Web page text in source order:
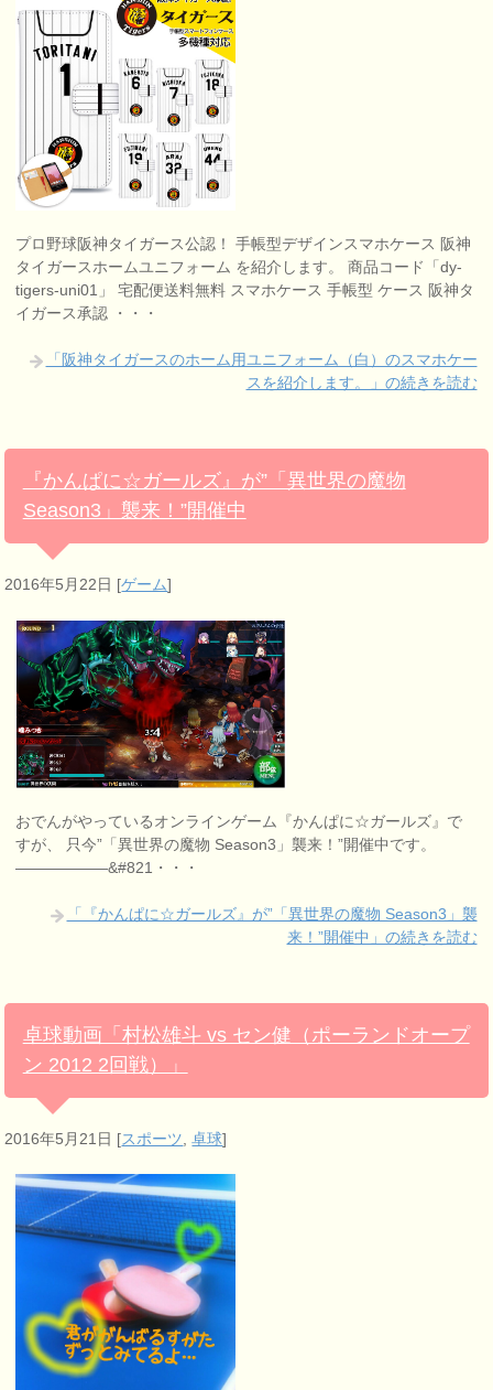
プロ野球阪神タイガース公認！ 手帳型デザインスマホケース 阪神
タイガースホームユニフォーム を紹介します。 商品コード「dy-
tigers-uni01」 宅配便送料無料 スマホケース 手帳型 ケース 阪神タ
イガース承認 ・・・
「阪神タイガースのホーム用ユニフォーム（白）のスマホケー
スを紹介します。」の続きを読む
『かんぱに☆ガールズ』が”「異世界の魔物
Season3」襲来！”開催中
2016年5月22日 [ゲーム]
おでんがやっているオンラインゲーム『かんぱに☆ガールズ』で
すが、 只今”「異世界の魔物 Season3」襲来！”開催中です。
——————&#821・・・
「『かんぱに☆ガールズ』が”「異世界の魔物 Season3」襲
来！”開催中」の続きを読む
卓球動画「村松雄斗 vs セン健（ポーランドオープ
ン 2012 2回戦）」
2016年5月21日 [スポーツ,卓球]